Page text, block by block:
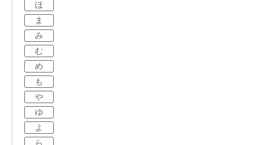
ほ
ま
み
む
め
も
や
ゆ
よ
ら